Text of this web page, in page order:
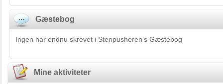
Gæstebog
Ingen har endnu skrevet i Stenpusheren's Gæstebog
Mine aktiviteter